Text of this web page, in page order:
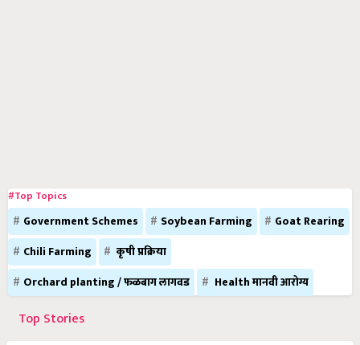
#Top Topics
Government Schemes Soybean Farming
Goat Rearing
Chili Farming
कृषी प्रक्रिया
Orchard planting / फळबाग लागवड
Health मानवी आरोग्य
Top Stories